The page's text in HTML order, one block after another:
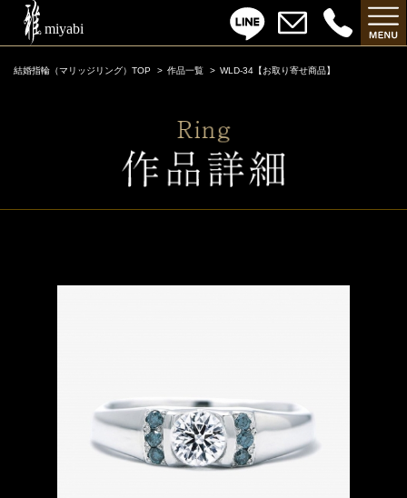
結婚指輪（マリッジリング）TOP 作品一覧 WLD-34【お取り寄せ商品】